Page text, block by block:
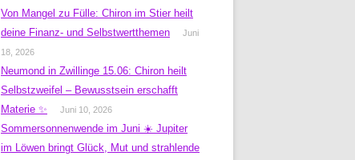
Von Mangel zu Fülle: Chiron im Stier heilt
deine Finanz- und Selbstwertthemen
Juni
18, 2026
Neumond in Zwillinge 15.06: Chiron heilt
Selbstzweifel – Bewusstsein erschafft
Materie ✨
Juni 10, 2026
Sommersonnenwende im Juni ☀️ Jupiter
im Löwen bringt Glück, Mut und strahlende